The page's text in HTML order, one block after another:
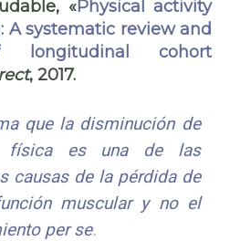
«Physical activity
A systematic review and
longitudinal cohort
, 2017.
que la disminución de
física es una de las
causas de la pérdida de
muscular y no el
per se.